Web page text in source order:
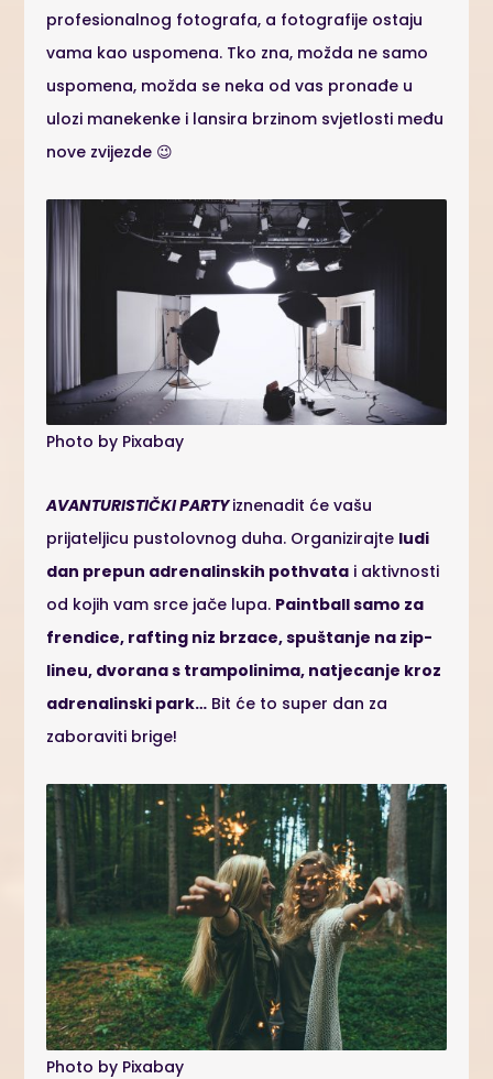
profesionalnog fotografa, a fotografije ostaju
vama kao uspomena. Tko zna, možda ne samo
uspomena, možda se neka od vas pronađe u
ulozi manekenke i lansira brzinom svjetlosti među
nove zvijezde 😉
Photo by Pixabay
AVANTURISTIČKI PARTYiznenadit će vašu
prijateljicu pustolovnog duha. Organizirajte ludi
dan prepun adrenalinskih pothvata i aktivnosti
od kojih vam srce jače lupa. Paintball samo za
frendice, rafting niz brzace, spuštanje na zip-
lineu, dvorana s trampolinima, natjecanje kroz
adrenalinski park… Bit će to super dan za
zaboraviti brige!
Photo by Pixabay